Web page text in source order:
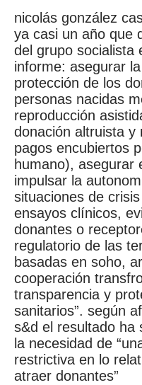
nicolás gonzález
ya casi un año que
del grupo socialista
informe: asegurar
protección de los
personas nacidas
reproducción
donación altruista y
pagos encubiertos
humano), asegurar
impulsar la
situaciones de
ensayos clínicos,
donantes o
regulatorio de las
basadas en soho,
cooperación
transparencia y
sanitarios”. según
s&d el resultado ha
la necesidad de
restrictiva en lo
atraer donantes”